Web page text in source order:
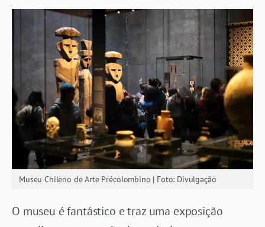
Museu Chileno de Arte Précolombino | Foto: Divulgação
O museu é fantástico e traz uma exposição